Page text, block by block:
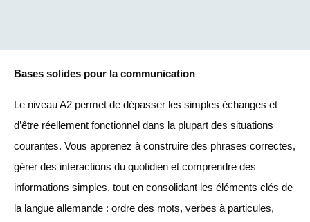
Bases solides pour la communication
Le niveau A2 permet de dépasser les simples échanges et
d’être réellement fonctionnel dans la plupart des situations
courantes. Vous apprenez à construire des phrases correctes,
gérer des interactions du quotidien et comprendre des
informations simples, tout en consolidant les éléments clés de
la langue allemande : ordre des mots, verbes à particules,